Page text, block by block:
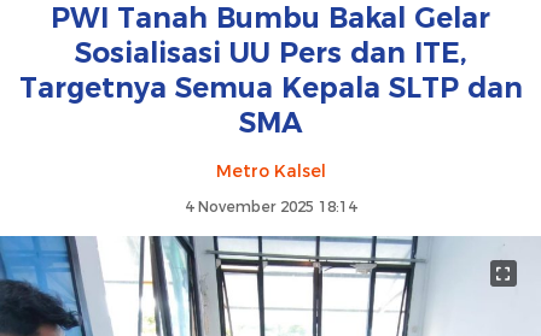
PWI Tanah Bumbu Bakal Gelar
Sosialisasi UU Pers dan ITE,
Targetnya Semua Kepala SLTP dan
SMA
Metro Kalsel
4 November 2025 18:14